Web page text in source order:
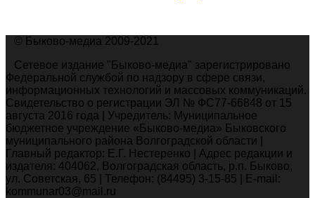
© Быково-медиа 2009-2021
Сетевое издание "Быково-медиа" зарегистрировано
Федеральной службой по надзору в сфере связи,
информационных технологий и массовых коммуникаций.
Свидетельство о регистрации ЭЛ № ФС77-66848 от 15
августа 2016 года | Учредитель: Муниципальное
бюджетное учреждение «Быково-медиа» Быковского
муниципального района Волгоградской области |
Главный редактор: Е.Г. Нестеренко | Адрес редакции и
издателя: 404062, Волгоградская область, р.п. Быково,
ул. Советская, 65 | Телефон: (84495) 3-15-85 | E-mail:
kommunar03@mail.ru